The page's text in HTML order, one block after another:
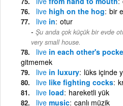
live high on the hog bir
live in otur
Şu anda çok küçük bir evde
very small house.
live in each other's
gitmemek
live in luxury lüks içinde
live like fighting cocks
live load hareketli yük
live music canlı müzik